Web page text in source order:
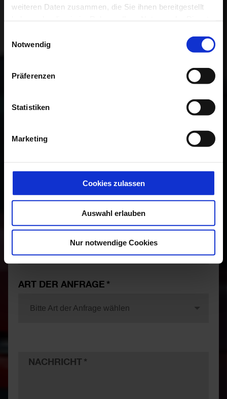
weiteren Daten zusammen, die Sie ihnen bereitgestellt
Notwendig
Präferenzen
Statistiken
Marketing
Cookies zulassen
Auswahl erlauben
Nur notwendige Cookies
ANREDE
NACHNAME
E-MAIL
ART DER ANFRAGE
Bitte Art der Anfrage wählen
NACHRICHT